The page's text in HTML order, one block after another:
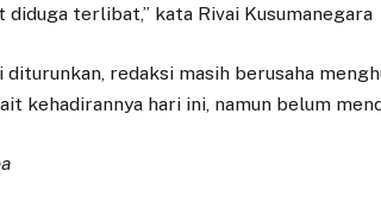
diduga terlibat,” kata Rivai Kusumanegara
redaksi masih berusaha
kehadirannya hari ini, namun belum